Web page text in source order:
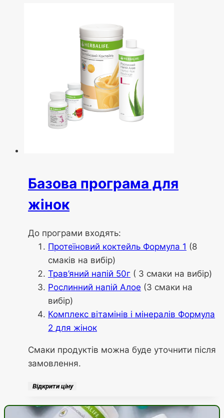
Базова програма для
жінок
До програми входять:
Протеїновий коктейль Формула 1 (8
смаків на вибір)
Трав’яний напій 50г ( 3 смаки на вибір)
Рослинний напій Алое (3 смаки на
вибір)
Комплекс вітамінів і мінералів Формула
2 для жінок
Смаки продуктів можна буде уточнити після
замовлення.
Відкрити ціну